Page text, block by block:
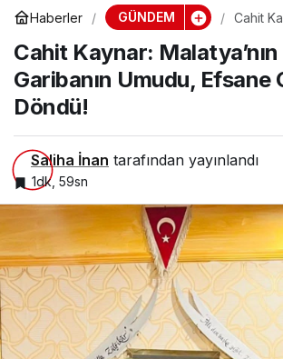
Haberler GÜNDEM
Cahit
Umudu,
Döndü!
Cahit Kaynar: Malatya’nın
Garibanın Umudu, Efsane
Döndü!
Saliha İnan tarafından yayınlandı
1dk, 59sn